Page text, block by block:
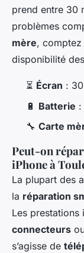
prend entre 30
problèmes
mère, comptez
disponibilité
⏳ Écran :
🔋 Batterie :
🔧 Carte
Peut-on
iPhone à
La plupart des
la réparation
Les prestations
connecteurs
s’agisse de